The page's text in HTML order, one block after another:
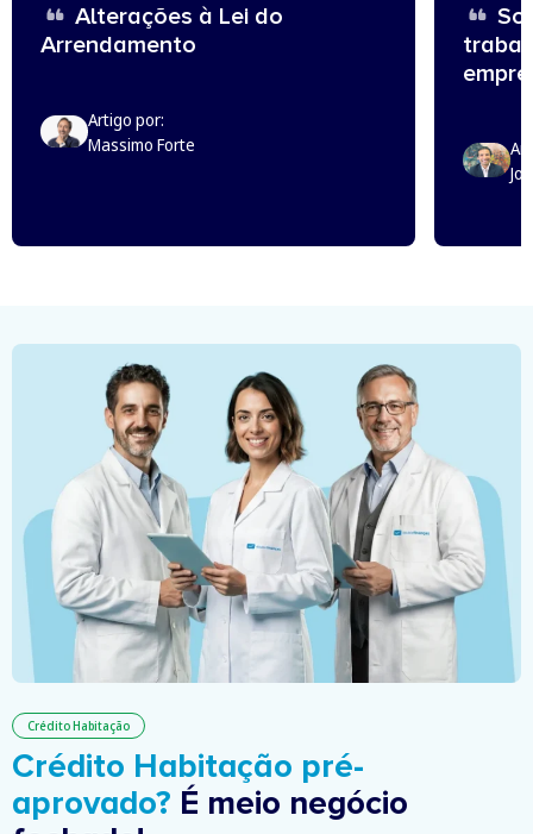
Alterações à Lei do
Arrendamento
Artigo por:
Massimo Forte
Crédito Habitação
Crédito Habitação pré-
aprovado? É meio negócio